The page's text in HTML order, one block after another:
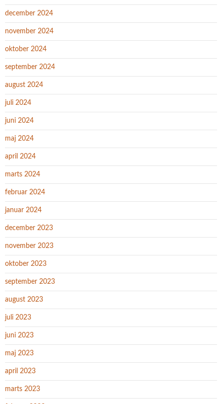
december 2024
november 2024
oktober 2024
september 2024
august 2024
juli 2024
juni 2024
maj 2024
april 2024
marts 2024
februar 2024
januar 2024
december 2023
november 2023
oktober 2023
september 2023
august 2023
juli 2023
juni 2023
maj 2023
april 2023
marts 2023